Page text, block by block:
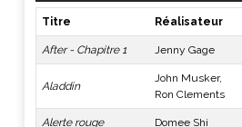
Titre Réalisateur
After - Chapitre 1 Jenny Gage
Aladdin
John Musker,
Ron Clements
Alerte rouge Domee Shi